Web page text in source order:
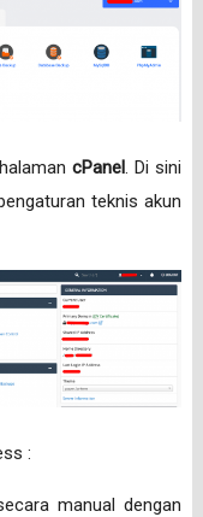
cPanel. Di sini
teknis akun
:
manual dengan